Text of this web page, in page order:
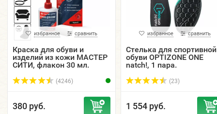
избранное сравнить
Краска для обуви и
изделий из кожи МАСТЕР
СИТИ, флакон 30 мл.
(4246)
380 руб.
избранное сравнить
Стелька для спортивной
обуви OPTIZONE ONE
natch!, 1 пара.
(23)
1 554 руб.